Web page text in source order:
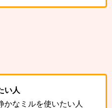
い人
かなミルを使いたい人